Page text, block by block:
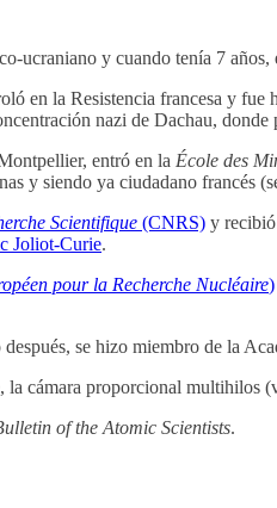
ucraniano y cuando tenía 7 años,
en la Resistencia francesa y
nazi de Dachau,
entró en la École des
y siendo ya ciudadano francés
Scientifique (CNRS) y
Joliot-Curie.
pour la Recherche Nucléaire)
se hizo miembro de la
la cámara proporcional multihilos
of the Atomic Scientists.